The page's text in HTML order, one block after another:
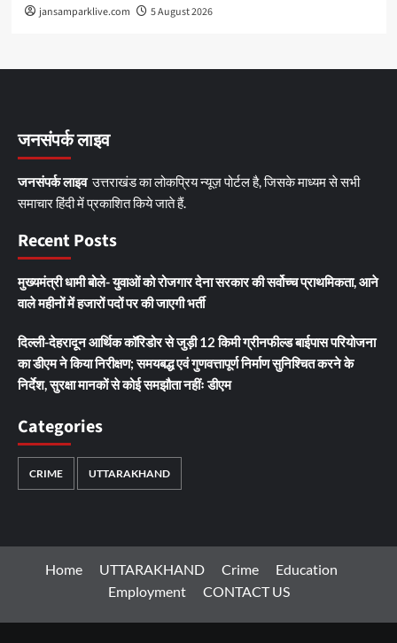
jansamparklive.com 5 August 2026
जनसंपर्क लाइव
जनसंपर्क लाइवउत्तराखंड का लोकप्रिय न्यूज़ पोर्टल है, जिसके माध्यम से सभी
समाचार हिंदी में प्रकाशित किये जाते हैं.
Recent Posts
मुख्यमंत्री धामी बोले- युवाओं को रोजगार देना सरकार की सर्वोच्च प्राथमिकता, आने
वाले महीनों में हजारों पदों पर की जाएगी भर्ती
दिल्ली-देहरादून आर्थिक कॉरिडोर से जुड़ी 12 किमी ग्रीनफील्ड बाईपास परियोजना
का डीएम ने किया निरीक्षण; समयबद्ध एवं गुणवत्तापूर्ण निर्माण सुनिश्चित करने के
निर्देश, सुरक्षा मानकों से कोई समझौता नहींः डीएम
Categories
CRIME UTTARAKHAND
Home UTTARAKHAND Crime
Education
Employment
CONTACT US